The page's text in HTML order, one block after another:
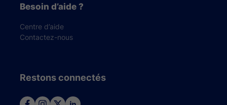
Besoin d’aide ?
Centre d’aide
Contactez-nous
Restons connectés